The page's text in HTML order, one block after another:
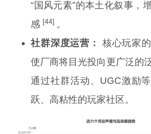
“国风元素”的本土化叙事，
感 [44] 。
社群深度运营： 核心玩家
使厂商将目光投向更广泛的
通过社群活动、UGC激励
跃、高粘性的玩家社区。